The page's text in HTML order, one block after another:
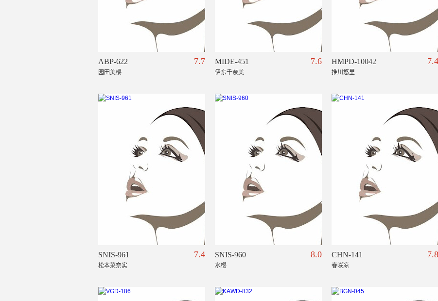
ABP-622 7.7
园田美樱
MIDE-451 7.6
伊东千奈美
HMPD-10042 7.4
推川悠里
SNIS-961 7.4
松本菜奈实
SNIS-960 8.0
水樱
CHN-141 7.8
春咲凉